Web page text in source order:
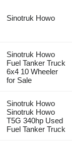
Sinotruk Howo
Sinotruk Howo
Fuel Tanker Truck
6x4 10 Wheeler
for Sale
Sinotruk Howo
Sinotruk Howo
T5G 340hp Used
Fuel Tanker Truck